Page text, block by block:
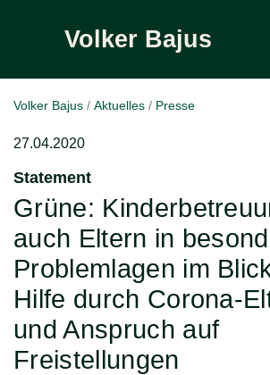
Volker Bajus
Volker Bajus Aktuelles Presse
27.04.2020
Statement
:
Grüne:
auch Eltern in
Problemlagen im
Hilfe durch Corona-
und Anspruch auf
Freistellungen